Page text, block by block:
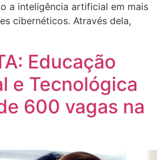
a inteligência artificial em mais
cibernéticos. Através dela,
Educação
e Tecnológica
600 vagas na